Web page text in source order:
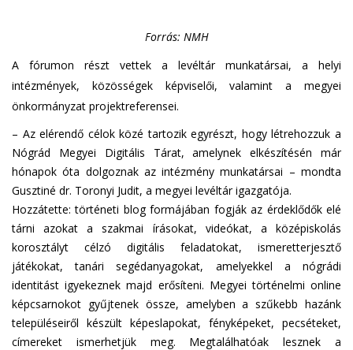
Forrás: NMH
A fórumon részt vettek a levéltár munkatársai, a helyi
intézmények, közösségek képviselői, valamint a megyei
önkormányzat projektreferensei.
– Az elérendő célok közé tartozik egyrészt, hogy létrehozzuk a
Nógrád Megyei Digitális Tárat, amelynek elkészítésén már
hónapok óta dolgoznak az intézmény munkatársai – mondta
Gusztiné dr. Toronyi Judit, a megyei levéltár igazgatója.
Hozzátette: történeti blog formájában fogják az érdeklődők elé
tárni azokat a szakmai írásokat, videókat, a középiskolás
korosztályt célzó digitális feladatokat, ismeretterjesztő
játékokat, tanári segédanyagokat, amelyekkel a nógrádi
identitást igyekeznek majd erősíteni. Megyei történelmi online
képcsarnokot gyűjtenek össze, amelyben a szűkebb hazánk
településeiről készült képeslapokat, fényképeket, pecséteket,
címereket ismerhetjük meg. Megtalálhatóak lesznek a